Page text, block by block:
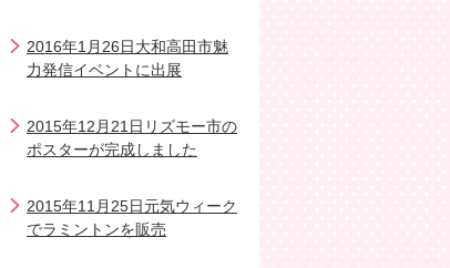
2016年1月26日大和高田市魅
力発信イベントに出展
2015年12月21日リズモー市の
ポスターが完成しました
2015年11月25日元気ウィーク
でラミントンを販売